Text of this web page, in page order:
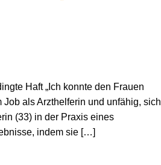
Haft „Ich konnte den Frauen
als Arzthelferin und unfähig,
(33) in der Praxis eines
indem sie […]